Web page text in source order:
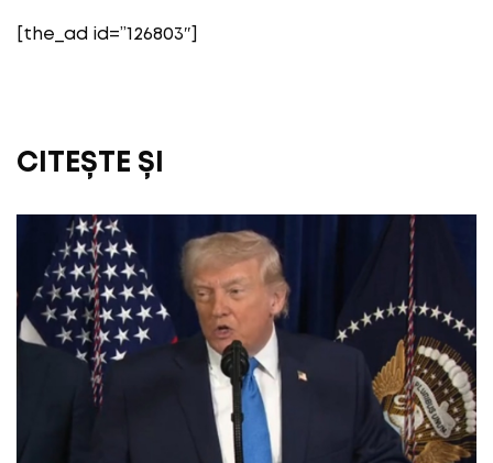
[the_ad id=”126803″]
CITEȘTE ȘI